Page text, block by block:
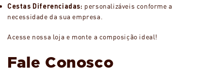
Cestas Diferenciadas: personalizáveis conforme a
necessidade da sua empresa.
Acesse nossa loja e monte a composição ideal!
Fale Conosco